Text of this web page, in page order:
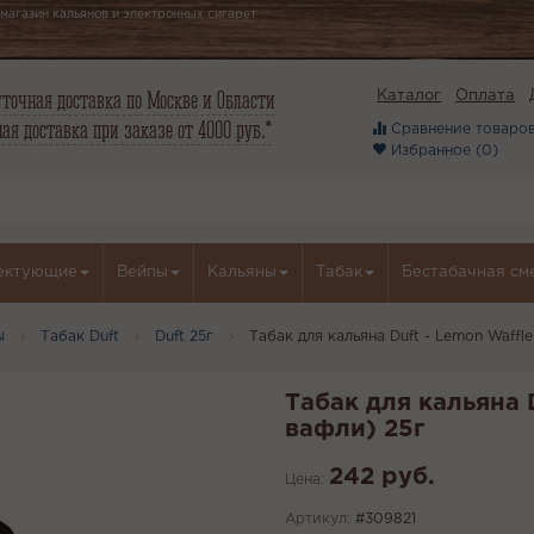
кальянов и электронных сигарет
доставка по Москве и Области
доставка при заказе от 4000 руб.*
Каталог Оплата
Сравнение
Избранное (0)
Вейпы Кальяны Табак Бестабачная
Табак Duft Duft 25г Табак для кальяна Duft - Lemon
Табак для
вафли) 25г
Цена: 242 руб.
Артикул: #309821